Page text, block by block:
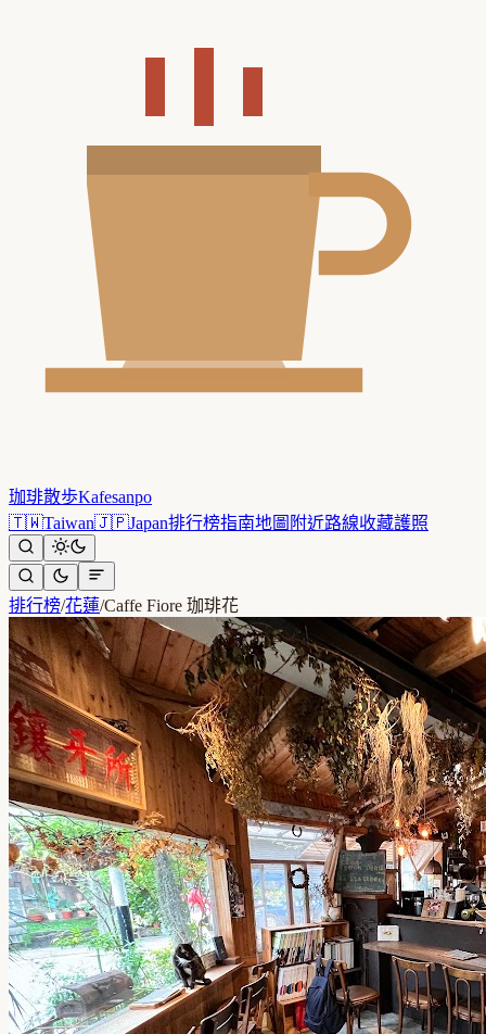
珈琲散歩Kafesanpo
🇹🇼Taiwan🇯🇵Japan排行榜指南地圖 附近路線收藏護照
排行榜/花蓮/Caffe Fiore 珈琲花